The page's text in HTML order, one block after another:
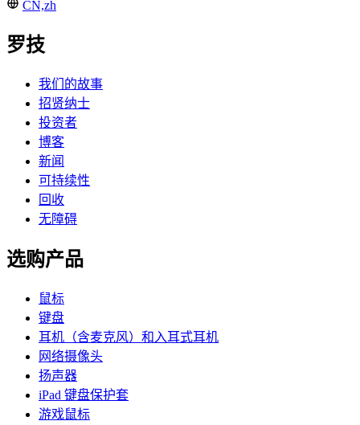
CN,zh
罗技
我们的故事
招贤纳士
投资者
博客
新闻
可持续性
回收
无障碍
选购产品
鼠标
键盘
耳机（含麦克风）和入耳式耳机
网络摄像头
扬声器
iPad 键盘保护套
游戏鼠标